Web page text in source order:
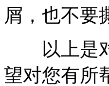
屑，也不要
以上是对
望对您有所